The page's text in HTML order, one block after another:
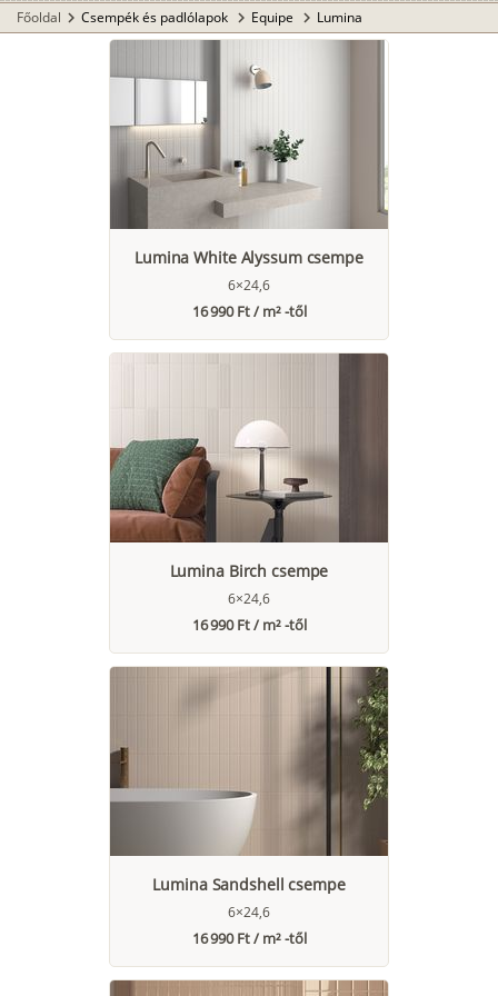
Főoldal chevron_right Csempék és padlólapok chevron_right Equipe chevron_right Lumina
Lumina White Alyssum csempe
6×24,6
16 990 Ft / m² -től
Lumina Birch csempe
6×24,6
16 990 Ft / m² -től
Lumina Sandshell csempe
6×24,6
16 990 Ft / m² -től